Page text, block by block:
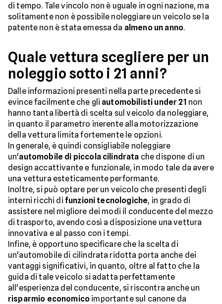
di tempo. Tale vincolo non è uguale in ogni nazione, ma
solitamente non è possibile noleggiare un veicolo se la
patente non è stata emessa da almeno un anno.
Quale vettura scegliere per un
noleggio sotto i 21 anni?
Dalle informazioni presenti nella parte precedente si
evince facilmente che gli automobilisti under 21 non
hanno tanta libertà di scelta sul veicolo da noleggiare,
in quanto il parametro inerente alla motorizzazione
della vettura limita fortemente le opzioni.
In generale, è quindi consigliabile noleggiare
un'automobile di piccola cilindrata che dispone di un
design accattivante e funzionale, in modo tale da avere
una vettura esteticamente performante.
Inoltre, si può optare per un veicolo che presenti degli
interni ricchi di funzioni tecnologiche, in grado di
assistere nel migliore dei modi il conducente del mezzo
di trasporto, avendo così a disposizione una vettura
innovativa e al passo con i tempi.
Infine, è opportuno specificare che la scelta di
un'automobile di cilindrata ridotta porta anche dei
vantaggi significativi, in quanto, oltre al fatto che la
guida di tale veicolo si adatta perfettamente
all'esperienza del conducente, si riscontra anche un
risparmio economico importante sul canone da